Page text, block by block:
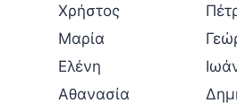
Χρήστος
Μαρία
Ελένη
Αθανασία